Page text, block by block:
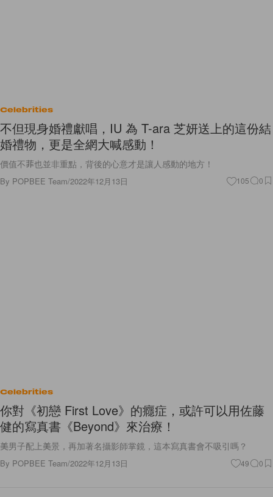
Celebrities
不但現身婚禮獻唱，IU 為 T-ara 芝妍送上的這份結
婚禮物，更是全網大喊感動！
價值不菲也並非重點，背後的心意才是讓人感動的地方！
By POPBEE Team/2022年12月13日 105 0
Celebrities
你對《初戀 First Love》的癮症，或許可以用佐藤
健的寫真書《Beyond》來治療！
美男子配上美景，再加著名攝影師掌鏡，這本寫真書會不吸引嗎？
By POPBEE Team/2022年12月13日 49 0